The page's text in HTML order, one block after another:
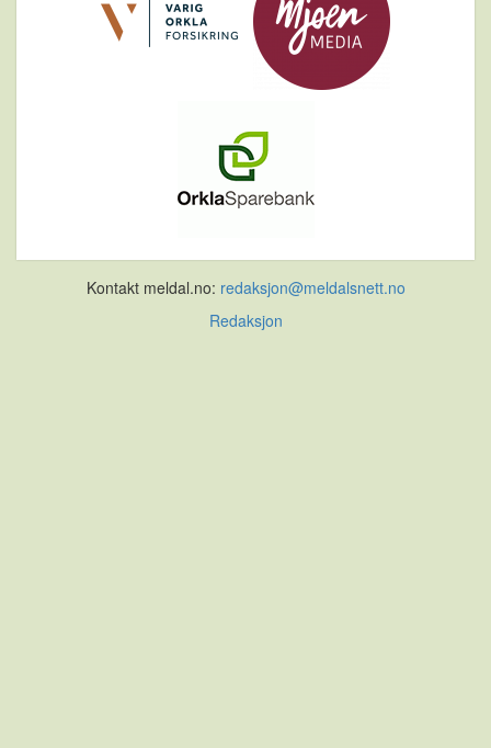
Kontakt meldal.no: redaksjon@meldalsnett.no
Redaksjon